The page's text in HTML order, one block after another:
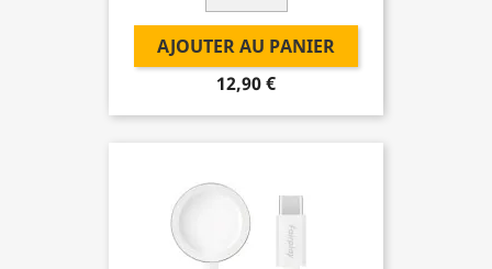
AJOUTER AU PANIER
12,90 €